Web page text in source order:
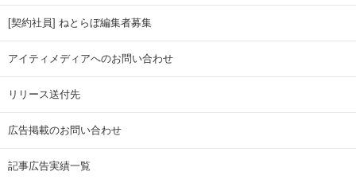
[契約社員] ねとらぼ編集者募集
アイティメディアへのお問い合わせ
リリース送付先
広告掲載のお問い合わせ
記事広告実績一覧